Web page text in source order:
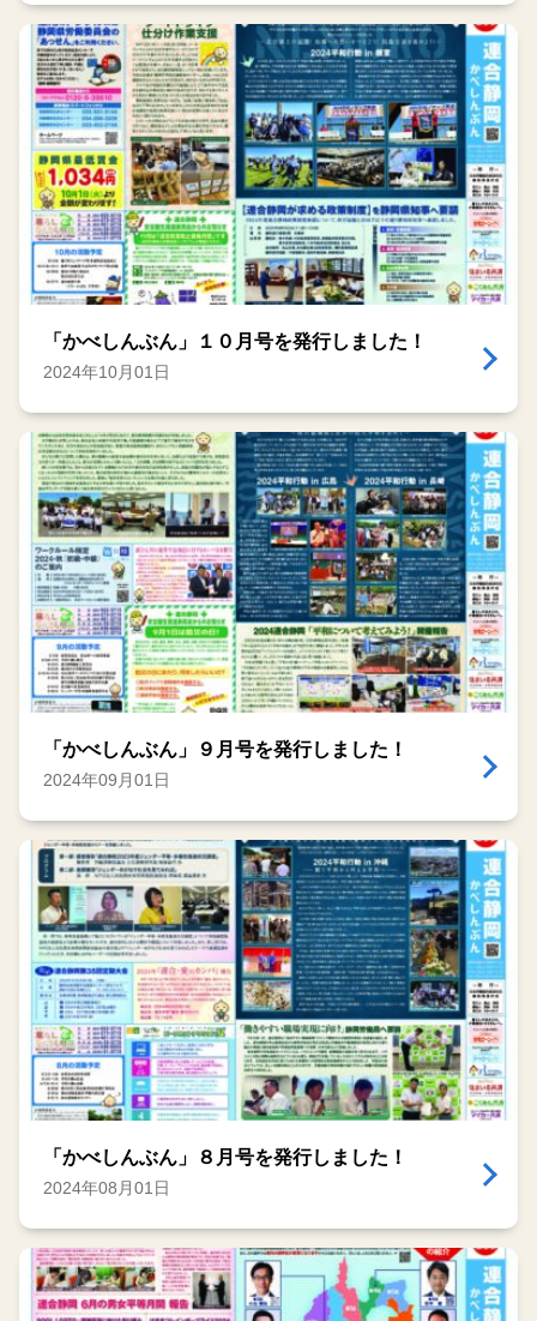
「かべしんぶん」１０月号を発行しました！
2024年10月01日
「かべしんぶん」９月号を発行しました！
2024年09月01日
「かべしんぶん」８月号を発行しました！
2024年08月01日